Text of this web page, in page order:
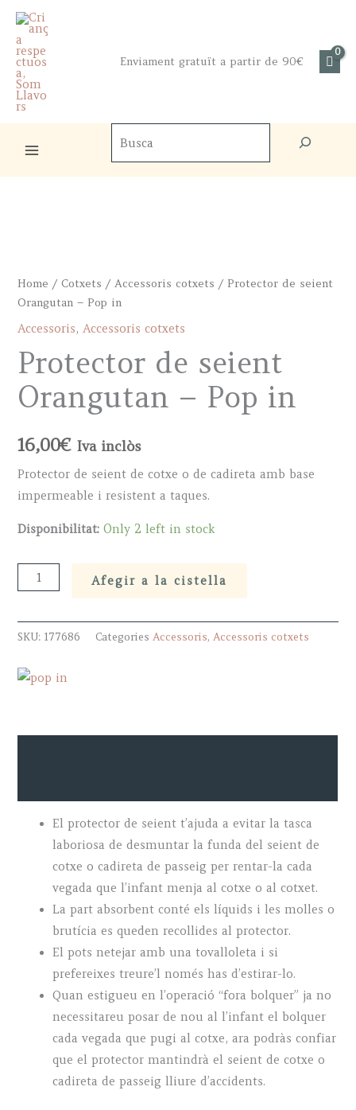
Skip
content
Enviament gratuït a partir de 90€
Home /Cotxets /Accessoris cotxets / Protector de seient
Orangutan – Pop in
Accessoris,Accessoris cotxets
Protector de seient
Orangutan – Pop in
16,00€ Iva inclòs
Protector de seient de cotxe o de cadireta amb base
impermeable i resistent a taques.
Disponibilitat: Only 2 left in stock
Protector
de
Orangutan
Pop
Afegir a la cistella
SKU: 177686 CategoriesAccessoris,Accessoris cotxets
El protector de seient t’ajuda a evitar la tasca
laboriosa de desmuntar la funda del seient de
cotxe o cadireta de passeig per rentar-la cada
vegada que l’infant menja al cotxe o al cotxet.
La part absorbent conté els líquids i les molles o
brutícia es queden recollides al protector.
El pots netejar amb una tovalloleta i si
prefereixes treure’l només has d’estirar-lo.
Quan estigueu en l’operació “fora bolquer” ja no
necessitareu posar de nou al l’infant el bolquer
cada vegada que pugi al cotxe, ara podràs confiar
que el protector mantindrà el seient de cotxe o
cadireta de passeig lliure d’accidents.